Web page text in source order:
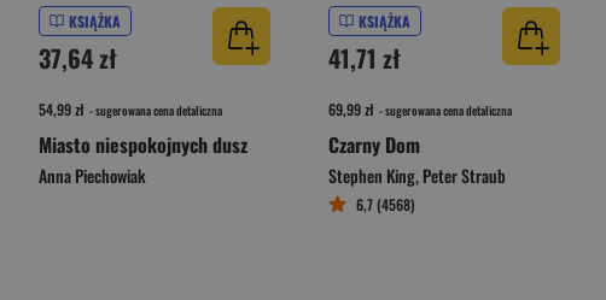
KSIĄŻKA
37,64 zł
54,99 zł - sugerowana cena detaliczna
Miasto niespokojnych dusz
Anna Piechowiak
KSIĄŻKA
41,71 zł
69,99 zł - sugerowana cena detaliczna
Czarny Dom
Stephen King,Peter Straub
6,7 (4568)